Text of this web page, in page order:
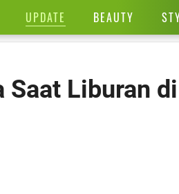
UPDATE BEAUTY
Saat Liburan di